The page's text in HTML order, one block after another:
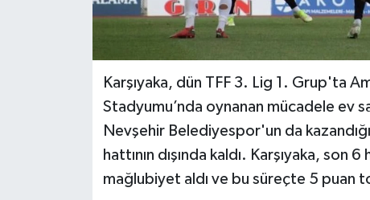
Karşıyaka, dün TFF 3. Lig 1. Grup'ta
Stadyumu’nda oynanan mücadele ev
Nevşehir Belediyespor'un da
hattının dışında kaldı. Karşıyaka,
mağlubiyet aldı ve bu süreçte 5 puan